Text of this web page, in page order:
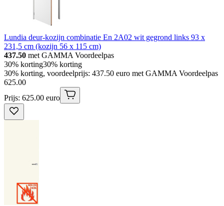
Lundia deur-kozijn combinatie En 2A02 wit gegrond links 93 x
231,5 cm (kozijn 56 x 115 cm)
437.50 met GAMMA Voordeelpas
30% korting30% korting
30% korting, voordeelprijs: 437.50 euro met GAMMA Voordeelpas
625.00
Prijs: 625.00 euro